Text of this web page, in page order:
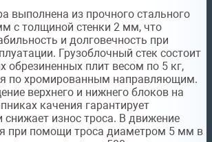
выполнена из прочного стального
с толщиной стенки 2 мм, что
и долговечность при
Грузоблочный стек состоит
обрезиненных плит весом по 5 кг,
по хромированным направляющим.
верхнего и нижнего блоков на
качения гарантирует
снижает износ троса. В движение
при помощи троса диаметром 5 мм в